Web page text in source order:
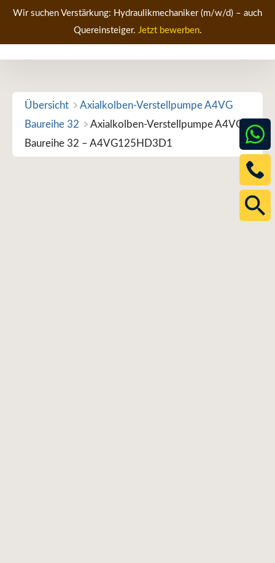
Zum
springen
Wir suchen Verstärkung: Hydraulikmechaniker (m/w/d) – auch
Quereinsteiger. Jetzt bewerben.
Übersicht
Axialkolben-Verstellpumpe A4VG
Baureihe 32
Axialkolben-Verstellpumpe A4VG
Baureihe 32 – A4VG125HD3D1